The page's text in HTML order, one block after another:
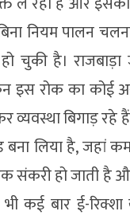
नियम पालन
चुकी है।
इस रोक का कोई
व्यवस्था बिगाड़
लिया है, जहां
हो जाती है
कई बार ई-